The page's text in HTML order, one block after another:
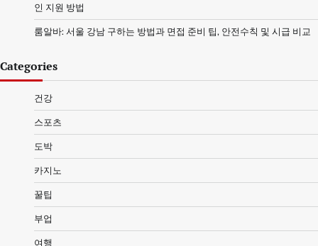
인 지원 방법
룸알바: 서울 강남 구하는 방법과 면접 준비 팁, 안전수칙 및 시급 비교
Categories
건강
스포츠
도박
카지노
꿀팁
부업
여행